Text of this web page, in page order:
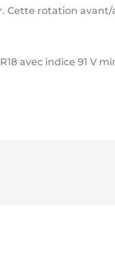
Cette rotation
avec indice 91 V